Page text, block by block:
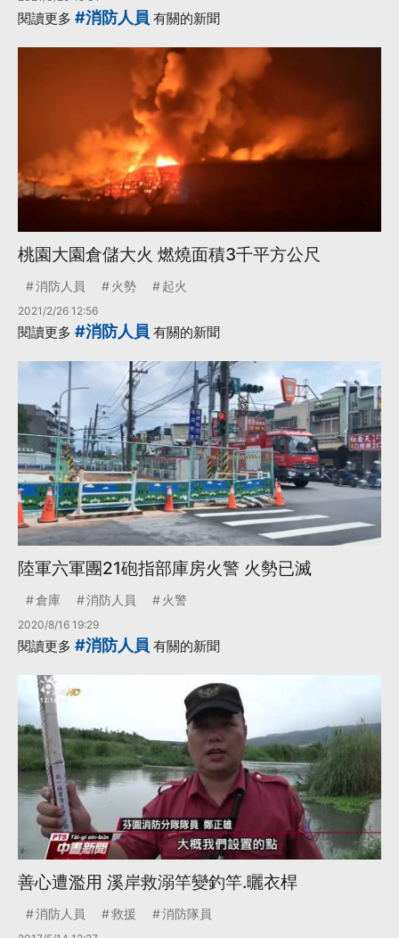
閱讀更多 #消防人員 有關的新聞
桃園大園倉儲大火 燃燒面積3千平方公尺
消防人員 火勢 起火
2021/2/26 12:56
閱讀更多 #消防人員 有關的新聞
陸軍六軍團21砲指部庫房火警 火勢已滅
倉庫 消防人員 火警
2020/8/16 19:29
閱讀更多 #消防人員 有關的新聞
善心遭濫用 溪岸救溺竿變釣竿.曬衣桿
消防人員 救援 消防隊員